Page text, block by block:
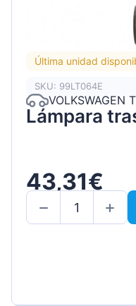
Última unidad
SKU: 99LT064E
VOLKSWAGEN
Lámpara
43,31€